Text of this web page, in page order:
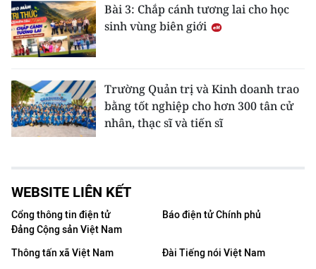
Bài 3: Chắp cánh tương lai cho học
sinh vùng biên giới
Trường Quản trị và Kinh doanh trao
bằng tốt nghiệp cho hơn 300 tân cử
nhân, thạc sĩ và tiến sĩ
WEBSITE LIÊN KẾT
Cổng thông tin điện tử
Đảng Cộng sản Việt Nam
Báo điện tử Chính phủ
Thông tấn xã Việt Nam
Đài Tiếng nói Việt Nam